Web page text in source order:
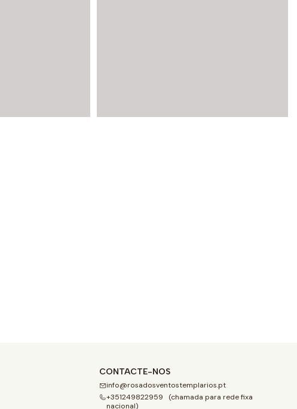
CONTACTE-NOS
info@rosadosventostemplarios.pt
+351249822959 (chamada para rede fixa
nacional)